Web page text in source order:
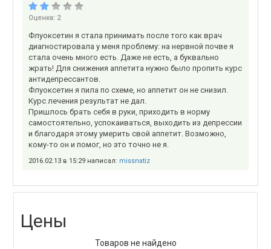
Оценка: 2
Флуоксетин я стала принимать после того как врач
диагностировала у меня проблему: на нервной почве я
стала очень много есть. Даже не есть, а буквально
жрать! Для снижения аппетита нужно было пропить курс
антидепрессантов.
Флуоксетин я пила по схеме, но аппетит он не снизил.
Курс лечения результат не дал.
Пришлось брать себя в руки, приходить в норму
самостоятельно, успокаиваться, выходить из депрессии
и благодаря этому умерить свой аппетит. Возможно,
кому-то он и помог, но это точно не я.
2016.02.13 в 15:29 написал: missnatiz
Цены
Товаров не найдено